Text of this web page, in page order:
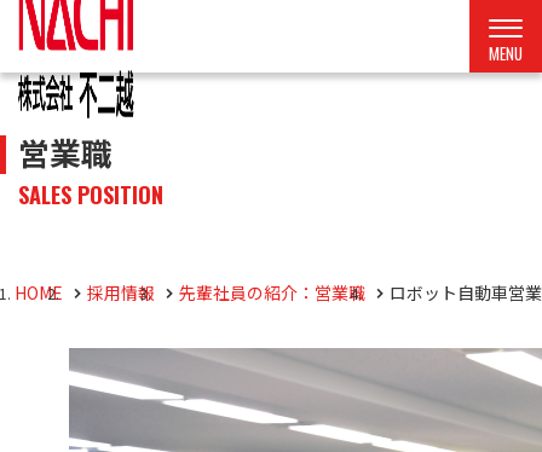
営業職
SALES POSITION
HOME 採用情報 先輩社員の紹介：営業職 ロボット自動車営